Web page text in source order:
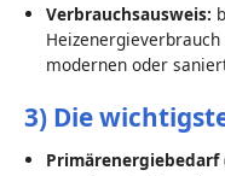
Verbrauchsausweis:
modernen oder
3) Die
Primärenergiebedarf